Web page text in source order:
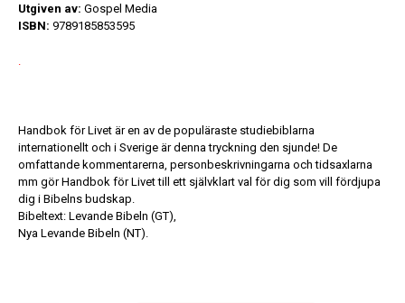
Utgiven av: Gospel Media
ISBN: 9789185853595
Handbok för Livet är en av de populäraste studiebiblarna
internationellt och i Sverige är denna tryckning den sjunde! De
omfattande kommentarerna, personbeskrivningarna och tidsaxlarna
mm gör Handbok för Livet till ett självklart val för dig som vill fördjupa
dig i Bibelns budskap.
Bibeltext: Levande Bibeln (GT),
Nya Levande Bibeln (NT).